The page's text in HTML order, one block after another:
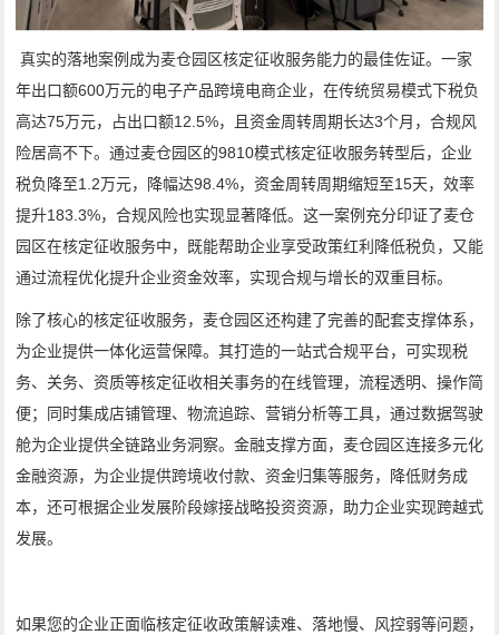
真实的落地案例成为麦仓园区核定征收服务能力的最佳佐证。一家
年出口额600万元的电子产品跨境电商企业，在传统贸易模式下税负
高达75万元，占出口额12.5%，且资金周转周期长达3个月，合规风
险居高不下。通过麦仓园区的9810模式核定征收服务转型后，企业
税负降至1.2万元，降幅达98.4%，资金周转周期缩短至15天，效率
提升183.3%，合规风险也实现显著降低。这一案例充分印证了麦仓
园区在核定征收服务中，既能帮助企业享受政策红利降低税负，又能
通过流程优化提升企业资金效率，实现合规与增长的双重目标。
除了核心的核定征收服务，麦仓园区还构建了完善的配套支撑体系，
为企业提供一体化运营保障。其打造的一站式合规平台，可实现税
务、关务、资质等核定征收相关事务的在线管理，流程透明、操作简
便；同时集成店铺管理、物流追踪、营销分析等工具，通过数据驾驶
舱为企业提供全链路业务洞察。金融支撑方面，麦仓园区连接多元化
金融资源，为企业提供跨境收付款、资金归集等服务，降低财务成
本，还可根据企业发展阶段嫁接战略投资资源，助力企业实现跨越式
发展。
如果您的企业正面临核定征收政策解读难、落地慢、风控弱等问题，